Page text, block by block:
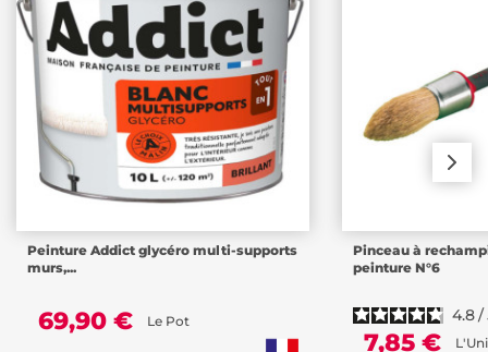
Peinture Addict glycéro multi-supports
murs,...
69,90 € Le Pot
Pinceau à
peinture N°6
4.8/
7,85 €